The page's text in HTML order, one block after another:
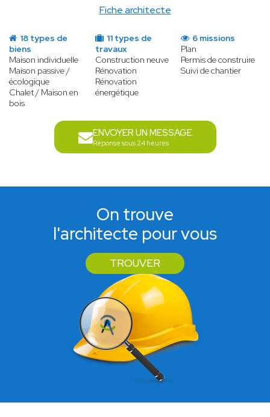
Fiche architecte
18 types de
biens
Maison individuelle
Maison passive /
écologique
Chalet / Maison en
bois
11 types de
travaux
Construction neuve
Rénovation
Rénovation
énergétique
6 missions
Plan
Permis de construire
Suivi de chantier
ENVOYER UN MESSAGE
Réponse sous 24 heures
On trouve
l'architecte pour vous
TROUVER